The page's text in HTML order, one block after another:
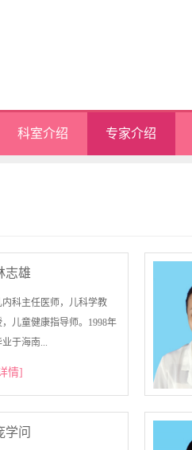
科室介绍 专家介绍
志雄
内科主任医师，儿科学教
，儿童健康指导师。1998年
业于海南...
情]
学问